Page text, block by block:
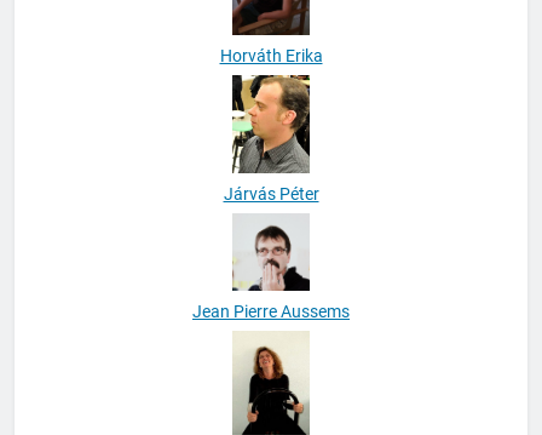
Horváth Erika
Járvás Péter
Jean Pierre Aussems